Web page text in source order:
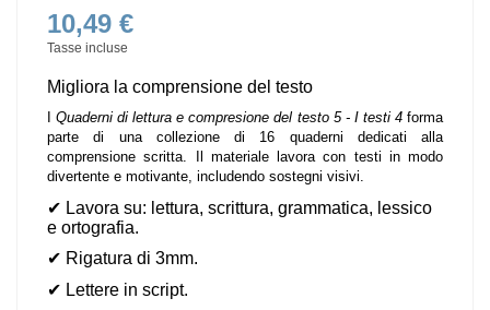
10,49 €
Tasse incluse
Migliora la comprensione del testo
IQuaderni di lettura e compresione del testo 5 - I testi 4forma
parte di una collezione di 16 quaderni dedicati alla
comprensione scritta. Il materiale lavora con testi in modo
divertente e motivante, includendo sostegni visivi.
✔ Lavora su: lettura, scrittura, grammatica, lessico
e ortografia.
✔ Rigatura di 3mm.
✔ Lettere in script.